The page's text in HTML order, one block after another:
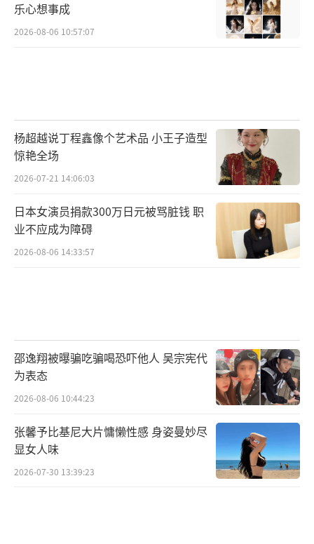
乐心想事成
2026-08-06 10:57:07
杨超越说丁程鑫像个艺术品 小王子造型
惊艳全场
2026-07-21 14:06:03
日本女演员捐款300万日元被骂脏钱 职
业不应成为障碍
2026-08-06 14:33:57
邵逸翔被曝骗吃骗喝恐吓他人 吴宗宪代
为表态
2026-08-06 10:44:23
张馨予比基尼大片慵懒性感 身姿曼妙尽
显女人味
2026-07-30 13:39:23